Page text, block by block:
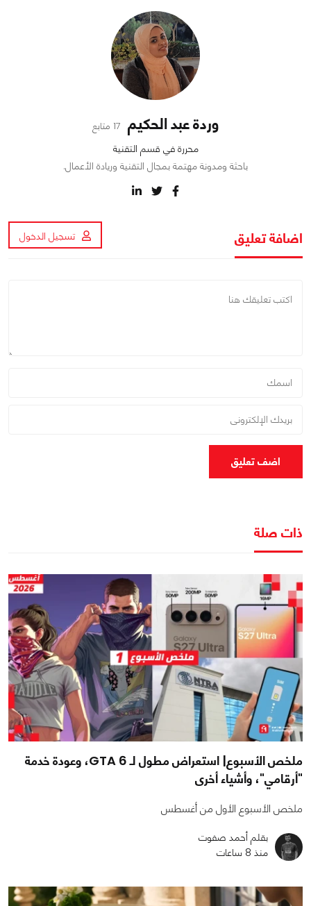
وردة عبد الحكيم 17 متابع
محررة في قسم التقنية
باحثة ومدونة مهتمة بمجال التقنية وريادة الأعمال.
اضافة تعليق تسجيل الدخول
اضف تعليق
ذات صلة
ملخص الأسبوع| استعراض مطول لـ GTA 6، وعودة خدمة
"أرقامي"، وأشياء أخرى
ملخص الأسبوع الأول من أغسطس
بقلم أحمد صفوت
منذ 8 ساعات